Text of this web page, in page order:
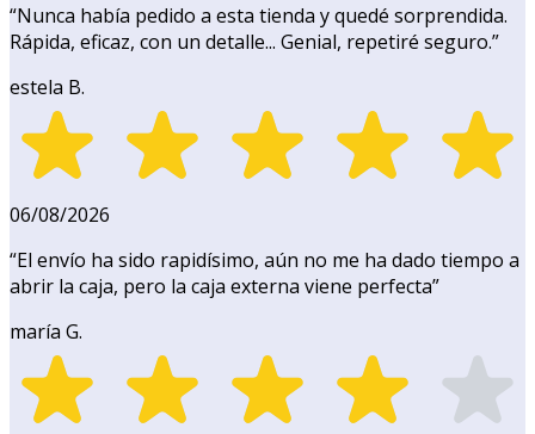
“Nunca había pedido a esta tienda y quedé sorprendida.
Rápida, eficaz, con un detalle... Genial, repetiré seguro.”
estela B.
06/08/2026
“El envío ha sido rapidísimo, aún no me ha dado tiempo a
abrir la caja, pero la caja externa viene perfecta”
maría G.